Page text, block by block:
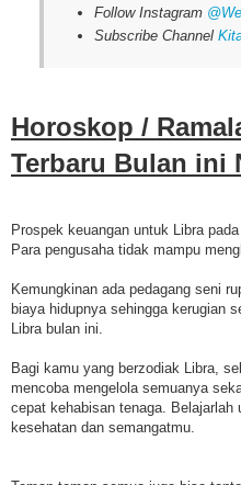
Follow Instagram
Subscribe Channel
Horoskop /
Terbaru Bulan ini
Prospek keuangan untuk Libra
Para pengusaha tidak mampu
Kemungkinan ada pedagang seni
biaya hidupnya sehingga kerugian
Libra bulan ini.
Bagi kamu yang berzodiak Libra,
mencoba mengelola semuanya
cepat kehabisan tenaga.
kesehatan dan semangatmu.